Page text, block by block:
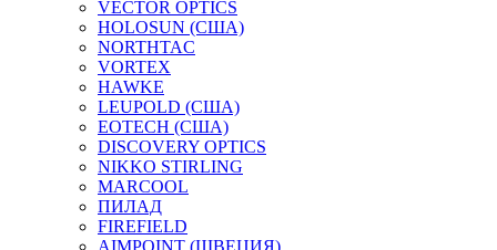
VECTOR OPTICS
HOLOSUN (США)
NORTHTAC
VORTEX
HAWKE
LEUPOLD (США)
EOTECH (США)
DISCOVERY OPTICS
NIKKO STIRLING
MARCOOL
ПИЛАД
FIREFIELD
AIMPOINT (ШВЕЦИЯ)